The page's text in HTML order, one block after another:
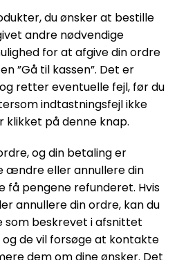
du ønsker at bestille
andre nødvendige
for at afgive din ordre
”Gå til kassen”. Det er
retter eventuelle fejl, før du
indtastningsfejl ikke
klikket på denne knap.
og din betaling er
ændre eller annullere din
få pengene refunderet. Hvis
annullere din ordre, kan du
som beskrevet i afsnittet
de vil forsøge at kontakte